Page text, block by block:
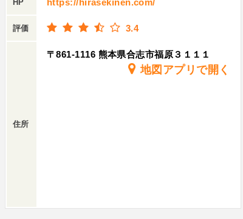
HP https://hirasekinen.com/
評価 3.4
住所
〒861-1116 熊本県合志市福原３１１１
地図アプリで開く